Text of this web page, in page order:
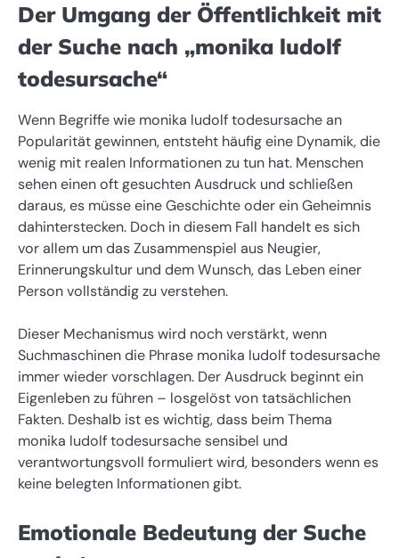
Der Umgang der Öffentlichkeit mit
der Suche nach „monika ludolf
todesursache“
Wenn Begriffe wie monika ludolf todesursache an
Popularität gewinnen, entsteht häufig eine Dynamik, die
wenig mit realen Informationen zu tun hat. Menschen
sehen einen oft gesuchten Ausdruck und schließen
daraus, es müsse eine Geschichte oder ein Geheimnis
dahinterstecken. Doch in diesem Fall handelt es sich
vor allem um das Zusammenspiel aus Neugier,
Erinnerungskultur und dem Wunsch, das Leben einer
Person vollständig zu verstehen.
Dieser Mechanismus wird noch verstärkt, wenn
Suchmaschinen die Phrase monika ludolf todesursache
immer wieder vorschlagen. Der Ausdruck beginnt ein
Eigenleben zu führen – losgelöst von tatsächlichen
Fakten. Deshalb ist es wichtig, dass beim Thema
monika ludolf todesursache sensibel und
verantwortungsvoll formuliert wird, besonders wenn es
keine belegten Informationen gibt.
Emotionale Bedeutung der Suche